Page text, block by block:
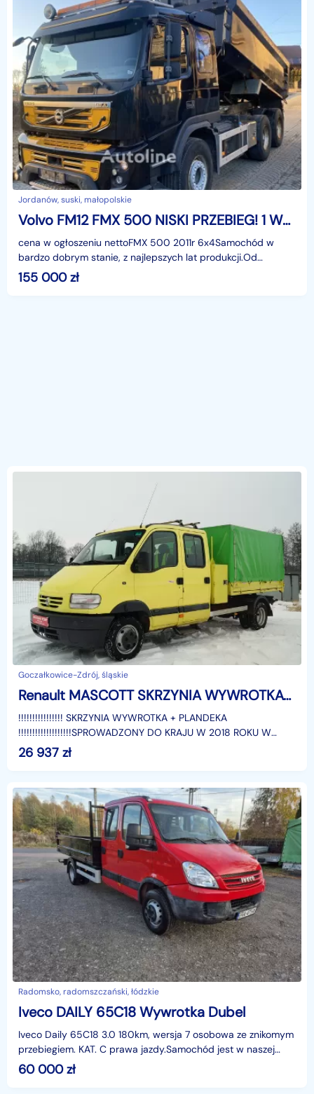
Jordanów, suski, małopolskie
Volvo FM12 FMX 500 NISKI PRZEBIEG! 1 WŁAŚCICIEL RESOR ZWOLNICA I-shift scania
cena w ogłoszeniu nettoFMX 500 2011r 6x4Samochód w
bardzo dobrym stanie, z najlepszych lat produkcji.Od
pierwszego właściciela.-Resor/resor-zwolnice-podgrzewany
155 000zł
Goczałkowice-Zdrój, śląskie
Renault MASCOTT SKRZYNIA WYWROTKA+ PLANDEKA HAK 7 MIO OSOB. 3,0 110 KM VAT 23
!!!!!!!!!!!!!!!! SKRZYNIA WYWROTKA + PLANDEKA
!!!!!!!!!!!!!!!!!!!SPROWADZONY DO KRAJU W 2018 ROKU W
26 937 zł
Radomsko, radomszczański, łódzkie
Iveco DAILY 65C18 Wywrotka Dubel
Iveco Daily 65C18 3.0 180km, wersja 7 osobowa ze znikomym
przebiegiem. KAT. C prawa jazdy.Samochód jest w naszej
firmie od 3 lat. Po zakupie rama była wyśrutowa
60 000zł